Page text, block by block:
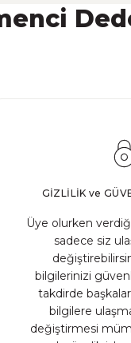
Genellikle
GİZLİLİK ve
Üye olurken
sadece siz
bilgilerinizi
takdirde
bilgilere
değiştirmesi